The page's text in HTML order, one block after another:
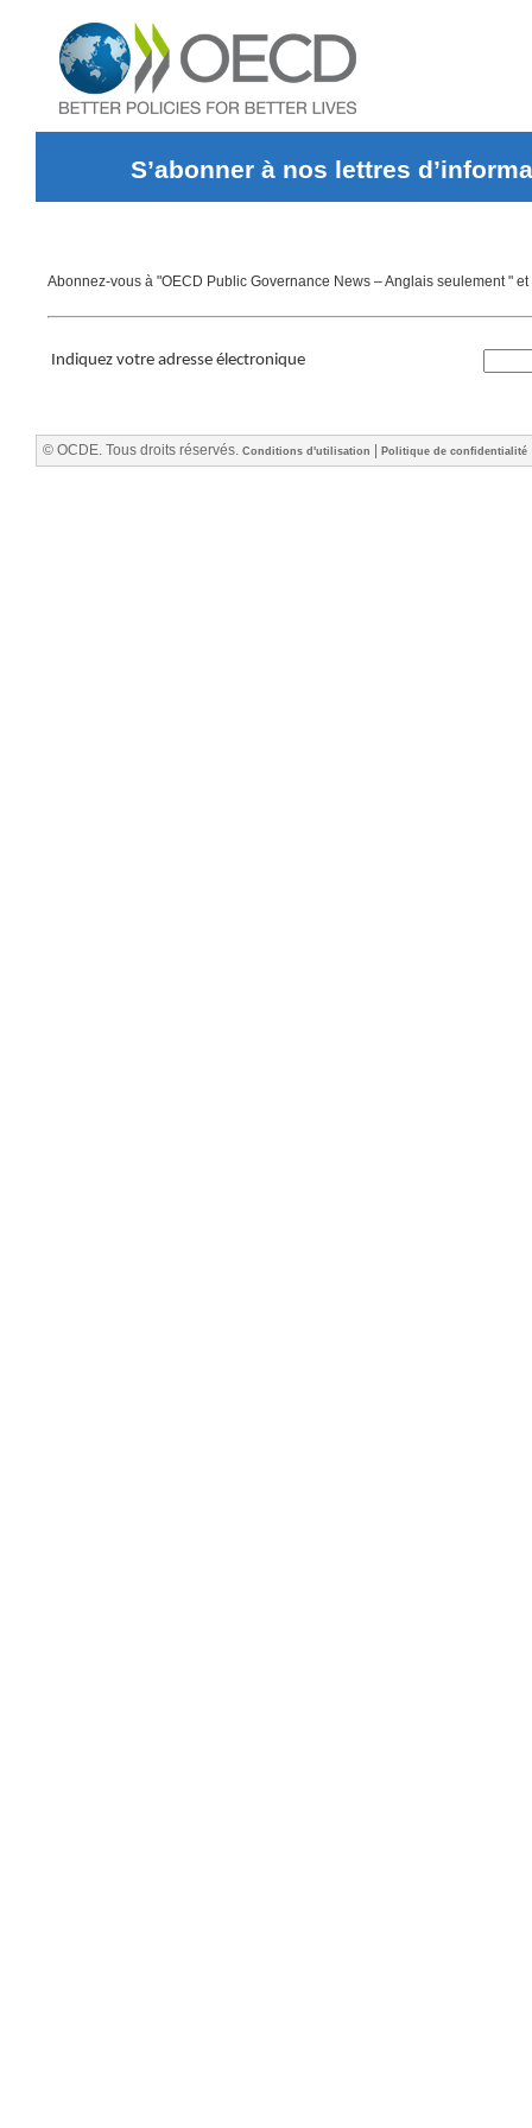
S’abonner à nos lettres
Abonnez-vous à "OECD Public Governance News – Anglais seulement "
Indiquez votre adresse électronique
© OCDE. Tous droits réservés. Conditions d'utilisation Politique de confidentialité